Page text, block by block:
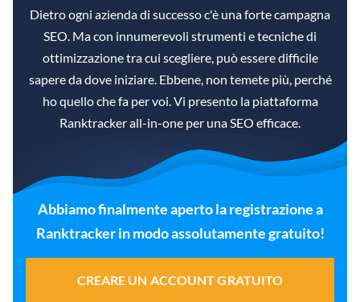
Dietro ogni azienda di successo c'è una forte campagna
SEO. Ma con innumerevoli strumenti e tecniche di
ottimizzazione tra cui scegliere, può essere difficile
sapere da dove iniziare. Ebbene, non temete più, perché
ho quello che fa per voi. Vi presento la piattaforma
Ranktracker all-in-one per una SEO efficace.
Abbiamo finalmente aperto la registrazione a
Ranktracker in modo assolutamente gratuito!
CREARE UN ACCOUNT GRATUITO